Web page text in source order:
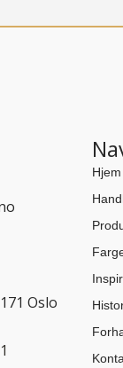
Oslo
Hjem